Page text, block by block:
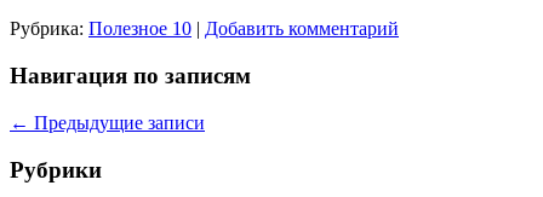
Рубрика: Полезное 10 | Добавить комментарий
Навигация по записям
← Предыдущие записи
Рубрики